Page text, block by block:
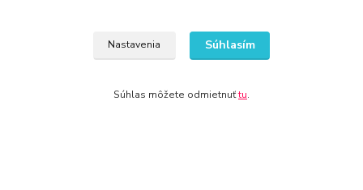
Nastavenia Súhlasím
Súhlas môžete odmietnuťtu.